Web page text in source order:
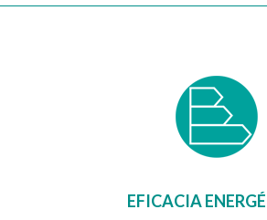
EFICACIA